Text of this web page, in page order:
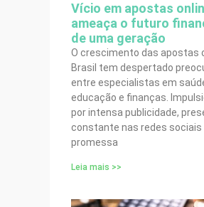
Vício em apostas
ameaça o futuro
de uma geração
O crescimento das apostas
Brasil tem despertado
entre especialistas em
educação e finanças.
por intensa publicidade,
constante nas redes sociais
promessa
Leia mais >>